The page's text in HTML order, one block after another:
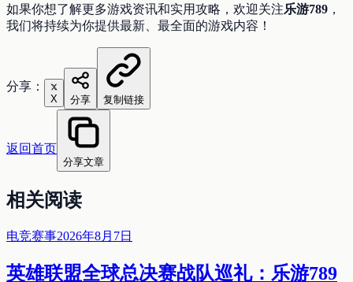
如果你想了解更多游戏资讯和实用攻略，欢迎关注乐游789 ，
我们将持续为你提供最新、最全面的游戏内容！
分享：
X 分享 复制链接
返回首页
分享文章
相关阅读
电竞赛事2026年8月7日
英雄联盟全球总决赛战队巡礼：乐游789